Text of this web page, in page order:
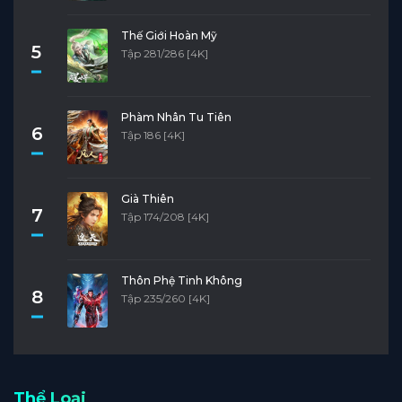
5
Thế Giới Hoàn Mỹ
Tập 281/286 [4K]
6
Phàm Nhân Tu Tiên
Tập 186 [4K]
7
Già Thiên
Tập 174/208 [4K]
8
Thôn Phệ Tinh Không
Tập 235/260 [4K]
Thể Loại